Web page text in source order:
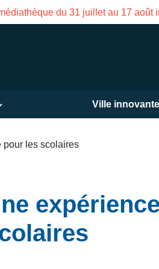
des Services publics Vasco
Ville innovante
pour les scolaires
expérience